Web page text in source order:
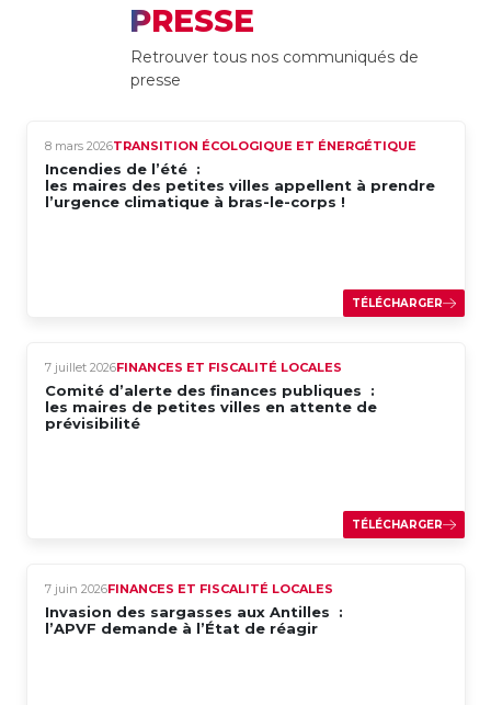
PRESSE
Retrouver tous nos communiqués de
presse
8 mars 2026TRANSITION ÉCOLOGIQUE ET ÉNERGÉTIQUE
Incendies de l’été :
les maires des petites villes appellent à prendre
l’urgence climatique à bras-le-corps !
TÉLÉCHARGER
7 juillet 2026FINANCES ET FISCALITÉ LOCALES
Comité d’alerte des finances publiques :
les maires de petites villes en attente de
prévisibilité
TÉLÉCHARGER
7 juin 2026FINANCES ET FISCALITÉ LOCALES
Invasion des sargasses aux Antilles :
l’APVF demande à l’État de réagir